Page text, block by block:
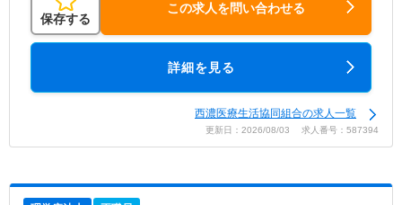
保存する
この求人を問い合わせる
詳細を見る
西濃医療生活協同組合の求人一覧
更新日：2026/08/03 求人番号：587394